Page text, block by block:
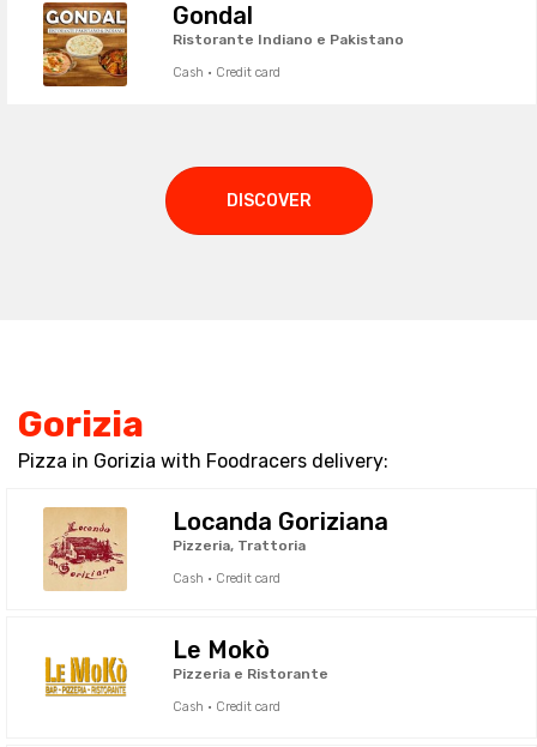
Gondal
Ristorante Indiano e Pakistano
Cash · Credit card
DISCOVER
Gorizia
Pizza in Gorizia with Foodracers delivery:
Locanda Goriziana
Pizzeria, Trattoria
Cash · Credit card
Le Mokò
Pizzeria e Ristorante
Cash · Credit card